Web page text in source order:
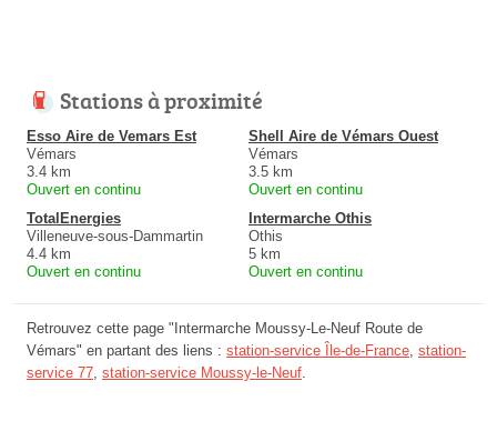
Stations à proximité
Esso Aire de Vemars Est
Vémars
3.4 km
Ouvert en continu
Shell Aire de Vémars Ouest
Vémars
3.5 km
Ouvert en continu
TotalEnergies
Villeneuve-sous-Dammartin
4.4 km
Ouvert en continu
Intermarche Othis
Othis
5 km
Ouvert en continu
Retrouvez cette page "Intermarche Moussy-Le-Neuf Route de
Vémars" en partant des liens : station-service Île-de-France, station-
service 77, station-service Moussy-le-Neuf.